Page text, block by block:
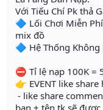
Với Tiếu Chí Pk thả
🔷 Lối Chơi Miễn
mix đồ
🔷 Hệ Thống Không
⛔ Tỉ lệ nạp 100K =
👉 EVENT like share
- like share
bạn + tên tk sẽ